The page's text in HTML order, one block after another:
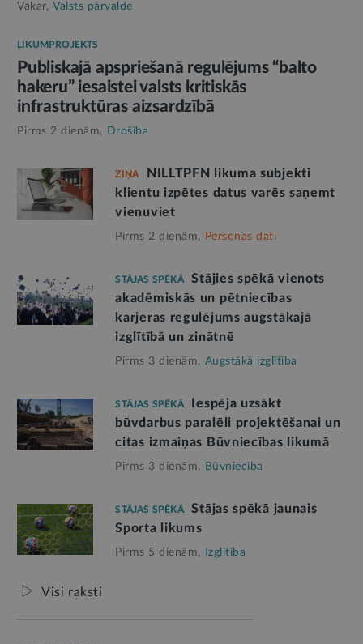
Vakar, Valsts pārvalde
LIKUMPROJEKTS
Publiskajā apspriešanā regulējums “balto
hakeru” iesaistei valsts kritiskās
infrastruktūras aizsardzībā
Pirms 2 dienām, Drošība
ZIŅA
NILLTPFN likuma subjekti
klientu izpētes datus varēs saņemt
vienuviet
Pirms 2 dienām, Personas dati
STĀJAS SPĒKĀ
Stājies spēkā vienots
akadēmiskās un pētniecības
karjeras regulējums augstākajā
izglītībā un zinātnē
Pirms 3 dienām, Augstākā izglītība
STĀJAS SPĒKĀ
Iespēja uzsākt
būvdarbus paralēli projektēšanai un
citas izmaiņas Būvniecības likumā
Pirms 3 dienām, Būvniecība
STĀJAS SPĒKĀ
Stājas spēkā jaunais
Sporta likums
Pirms 5 dienām, Izglītība
Visi raksti